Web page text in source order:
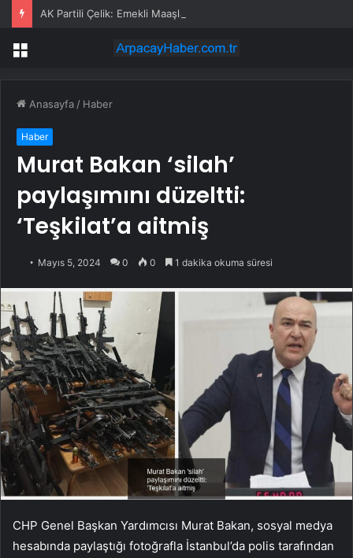
Menü
Anasayfa / Haber
Haber
Murat Bakan ‘silah’
paylaşımını düzeltti:
‘Teşkilat’a aitmiş
Mayıs 5, 2024 0 0 1 dakika okuma süresi
CHP Genel Başkan Yardımcısı Murat Bakan, sosyal medya
hesabında paylaştığı fotoğrafla İstanbul’da polis tarafından